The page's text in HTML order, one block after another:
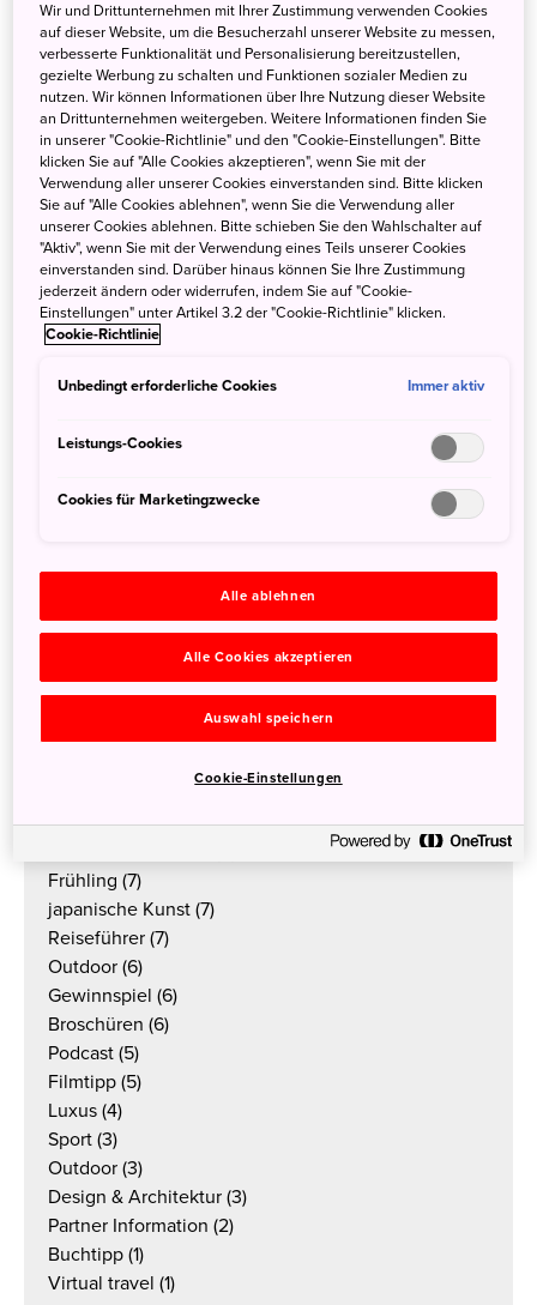
Kategorien
Alle
Für die Reisebranche (119)
Reisetipp (75)
Für Medien (74)
Japan in Deutschland (66)
Pressemitteilung (62)
Wichtige Reiseinformationen (52)
Neues von JNTO (52)
Anime- und Popkultur
Attraktionen und Sehenswürdigkeiten
Pressemitteilung Schweiz
Hotels und Unterkünfte (18)
(15)
MICE (15)
Japanische Kultur (12)
Events in Japan (12)
Flüge (10)
Nachhaltiger Tourismus
(9)
Reisebericht (8)
Frühling (7)
japanische Kunst (7)
Reiseführer (7)
Outdoor (6)
Gewinnspiel (6)
Broschüren (6)
Podcast (5)
Filmtipp (5)
Luxus (4)
Sport (3)
Outdoor (3)
Design & Architektur (3)
Partner Information (2)
Buchtipp (1)
Virtual travel (1)
Wir und Drittunternehmen mit Ihrer Zustimmung verwenden Cookies
auf dieser Website, um die Besucherzahl unserer Website zu messen,
verbesserte Funktionalität und Personalisierung bereitzustellen,
gezielte Werbung zu schalten und Funktionen sozialer Medien zu
nutzen. Wir können Informationen über Ihre Nutzung dieser Website
an Drittunternehmen weitergeben. Weitere Informationen finden Sie
in unserer "Cookie-Richtlinie" und den "Cookie-Einstellungen". Bitte
klicken Sie auf "Alle Cookies akzeptieren", wenn Sie mit der
Verwendung aller unserer Cookies einverstanden sind. Bitte klicken
Sie auf "Alle Cookies ablehnen", wenn Sie die Verwendung aller
unserer Cookies ablehnen. Bitte schieben Sie den Wahlschalter auf
"Aktiv", wenn Sie mit der Verwendung eines Teils unserer Cookies
einverstanden sind. Darüber hinaus können Sie Ihre Zustimmung
jederzeit ändern oder widerrufen, indem Sie auf "Cookie-
Einstellungen" unter Artikel 3.2 der "Cookie-Richtlinie" klicken.
Cookie-Richtlinie
Unbedingt erforderliche Cookies Immer aktiv
Leistungs-Cookies
Cookies für Marketingzwecke
Alle ablehnen
Alle Cookies akzeptieren
Auswahl speichern
Cookie-Einstellungen